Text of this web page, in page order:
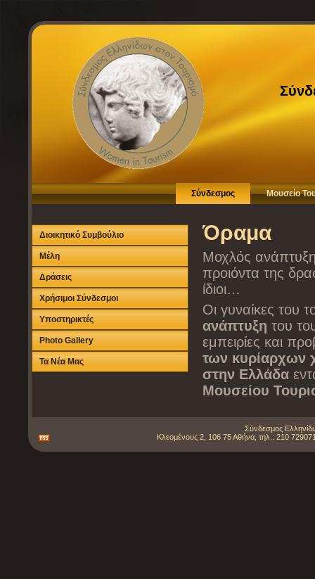
Σύνδεσμος Μουσείο
Διοικητικό Συμβούλιο
Μέλη
Δράσεις
Χρήσιμοι Σύνδεσμοι
Υποστηρικτές
Photo Gallery
Τα Νέα Μας
Όραμα
Μοχλός
προιόντα της
ίδιοι…
Οι γυναίκες του
ανάπτυξη του
εμπειρίες και
των κυρίαρχων
στην Ελλάδα
Μουσείου
Σύνδεσμος
Κλεομένους 2, 106 75 Αθήνα, τηλ.: 210